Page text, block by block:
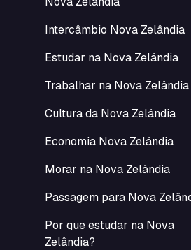
Intercâmbio Nova Zelândia
Estudar na Nova Zelândia
Trabalhar na Nova Zelândia
Cultura da Nova Zelândia
Economia Nova Zelândia
Morar na Nova Zelândia
Passagem para Nova
Por que estudar na Nova
Zelândia?